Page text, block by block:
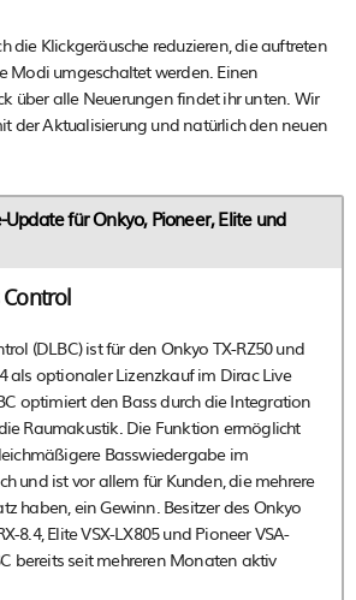
die Klickgeräusche reduzieren, die auftreten
Modi umgeschaltet werden. Einen
über alle Neuerungen findet ihr unten. Wir
der Aktualisierung und natürlich den neuen
für Onkyo, Pioneer, Elite und
Control
(DLBC) ist für den Onkyo TX-RZ50 und
als optionaler Lizenzkauf im Dirac Live
optimiert den Bass durch die Integration
Raumakustik. Die Funktion ermöglicht
Basswiedergabe im
und ist vor allem für Kunden, die mehrere
haben, ein Gewinn. Besitzer des Onkyo
8.4, Elite VSX-LX805 und Pioneer VSA-
bereits seit mehreren Monaten aktiv